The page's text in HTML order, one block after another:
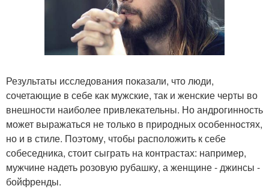
Результаты исследования показали, что люди,
сочетающие в себе как мужские, так и женские черты во
внешности наиболее привлекательны. Но андрогинность
может выражаться не только в природных особенностях,
но и в стиле. Поэтому, чтобы расположить к себе
собеседника, стоит сыграть на контрастах: например,
мужчине надеть розовую рубашку, а женщине - джинсы -
бойфренды.